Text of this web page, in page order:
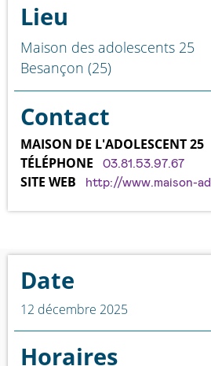
Lieu
Maison des adolescents 25
Besançon (25)
Contact
MAISON DE L'ADOLESCENT 25
TÉLÉPHONE
03.81.53.97.67
SITE WEB http://www.maison-
Date
12 décembre 2025
Horaires